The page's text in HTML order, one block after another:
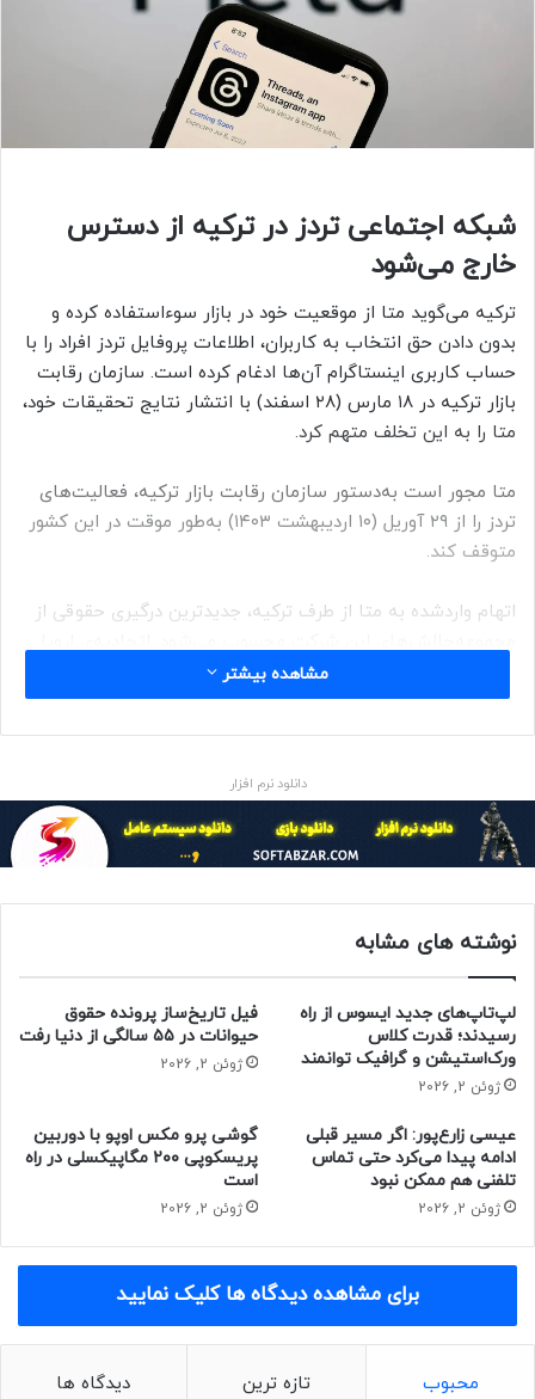
شبکه اجتماعی تردز در ترکیه از دسترس
خارج می‌شود
ترکیه می‌گوید متا از موقعیت خود در بازار سوءاستفاده کرده و
بدون دادن حق انتخاب به کاربران، اطلاعات پروفایل تردز افراد را با
حساب کاربری اینستاگرام آن‌ها ادغام کرده است. سازمان رقابت
بازار ترکیه در ۱۸ مارس (۲۸ اسفند) با انتشار نتایج تحقیقات خود،
متا را به این تخلف متهم کرد.
متا مجور است به‌دستور سازمان رقابت بازار ترکیه، فعالیت‌های
تردز را از ۲۹ آوریل (۱۰ اردیبهشت ۱۴۰۳) به‌طور موقت در این کشور
متوقف کند.
اتهام واردشده به متا از طرف ترکیه، جدیدترین درگیری حقوقی از
جریمه کرده بود.
اینستاگرام و واتساپ، جریمه‌ای ۱۸٫۶ میلیون دلاری برای متا در نظر
گرفت. سازمان رقابت بازار ترکیه در ژانویه‌ی سال ۲۰۲۴ (دی و
بهمن ۱۴۰۲) اعلام کرد متا در صورت رعایت‌نکردن دستور قبلی،
مقامات ترکیه باور دارند پیامِ اطلاع‌رسانی‌ای که متا درباره
شیوه‌های اشتراک‌گذاری داده‌ها به کاربران ارسال کرده، ناکافی و
فاقد شفافیت است.
وضعیت کنونی متا و روش عملکرد تردز باعث شد غول رسانه‌های
اجتماعی حداقل به‌طور موقت و تا زمان انجام مذاکرات و
حل‌وفصل‌های قانونی مشکلات، تردز را در ترکیه تعطیل کند.
متا با انتشار بیانیه‌ای مطبوعاتی گفت: «ما با دستور تعطیلی
موقت مخالفیم و باور داریم عملکردمان با همه‌ی الزامات قانونی
سازمان رقابت بازار ترکیه چاره‌ای جز تعطیلی موقت تردز در این
کشور باقی نمی‌گذارد. ما همچنان به تعامل سازنده با ترکیه ادامه
خواهیم داد و امیدواریم به‌زودی تردز را دوباره برای مردم این کشور
مشاهده بیشتر
دانلود نرم افزار
نوشته های مشابه
لپ‌تاپ‌های جدید ایسوس از راه
رسیدند؛ قدرت کلاس
ورک‌استیشن و گرافیک توانمند
ژوئن 2, 2026
فیل تاریخ‌ساز پرونده حقوق
حیوانات در ۵۵ سالگی از دنیا رفت
ژوئن 2, 2026
عیسی زارع‌پور: اگر مسیر قبلی
ادامه پیدا می‌کرد حتی تماس
تلفنی هم ممکن نبود
ژوئن 2, 2026
گوشی پرو مکس اوپو با دوربین
پریسکوپی ۲۰۰ مگاپیکسلی در راه
است
ژوئن 2, 2026
برای مشاهده دیدگاه ها کلیک نمایید
محبوب تازه ترین دیدگاه ها